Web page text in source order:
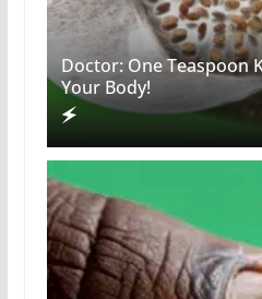
Doctor: One Teaspoon
Your Body!